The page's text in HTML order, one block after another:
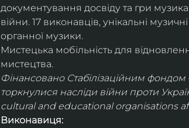
документування досвіду та гри
війни. 17 виконавців, унікальні
органної музики.
Мистецька мобільність для
мистецтва.
Фінансовано Стабілізаційним фондом
торкнулися насліди війни проти
cultural and educational organisations
Виконавиця: